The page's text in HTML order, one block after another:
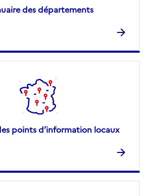
des départements
points d’information locaux